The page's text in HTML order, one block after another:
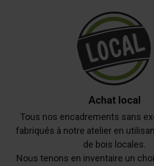
Achat local
Tous nos encadrements sans
fabriqués à notre atelier en
de bois locales.
Nous tenons en inventaire un